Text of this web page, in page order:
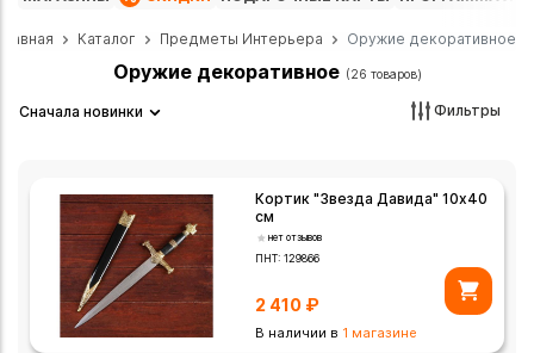
Каталог Предметы Интерьера Оружие декоративное
Оружие декоративное (26 товаров)
Сначала новинки Фильтры
Кортик "Звезда Давида" 10х40
см
нет отзывов
ПНТ:129866
2 410 ₽
В наличии в 1 магазине